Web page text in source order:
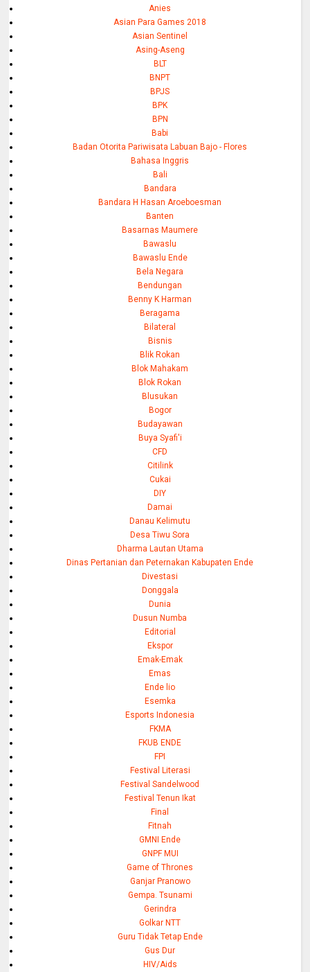
Anies
Asian Para Games 2018
Asian Sentinel
Asing-Aseng
BLT
BNPT
BPJS
BPK
BPN
Babi
Badan Otorita Pariwisata Labuan Bajo - Flores
Bahasa Inggris
Bali
Bandara
Bandara H Hasan Aroeboesman
Banten
Basarnas Maumere
Bawaslu
Bawaslu Ende
Bela Negara
Bendungan
Benny K Harman
Beragama
Bilateral
Bisnis
Blik Rokan
Blok Mahakam
Blok Rokan
Blusukan
Bogor
Budayawan
Buya Syafi'i
CFD
Citilink
Cukai
DIY
Damai
Danau Kelimutu
Desa Tiwu Sora
Dharma Lautan Utama
Dinas Pertanian dan Peternakan Kabupaten Ende
Divestasi
Donggala
Dunia
Dusun Numba
Editorial
Ekspor
Emak-Emak
Emas
Ende lio
Esemka
Esports Indonesia
FKMA
FKUB ENDE
FPI
Festival Literasi
Festival Sandelwood
Festival Tenun Ikat
Final
Fitnah
GMNI Ende
GNPF MUI
Game of Thrones
Ganjar Pranowo
Gempa. Tsunami
Gerindra
Golkar NTT
Guru Tidak Tetap Ende
Gus Dur
HIV/Aids